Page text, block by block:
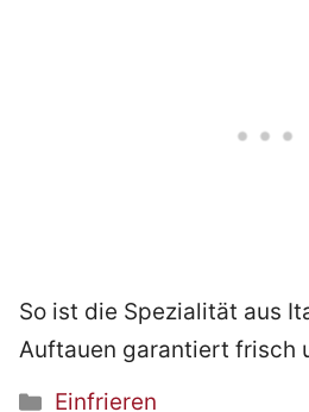
So ist die Spezialität aus
Auftauen garantiert frisch
Kategorien
Einfrieren